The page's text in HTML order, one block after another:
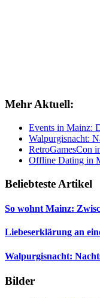
Mehr Aktuell:
Events in Mainz:
Walpurgisnacht:
RetroGamesCon
Offline Dating in
Beliebteste Artikel
So wohnt Mainz:
Liebeserklärung an
Walpurgisnacht:
Bilder